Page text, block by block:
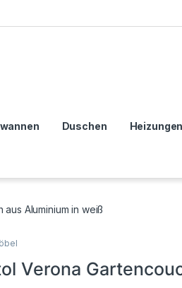
Duschen Heizungen
Aluminium in weiß
Verona